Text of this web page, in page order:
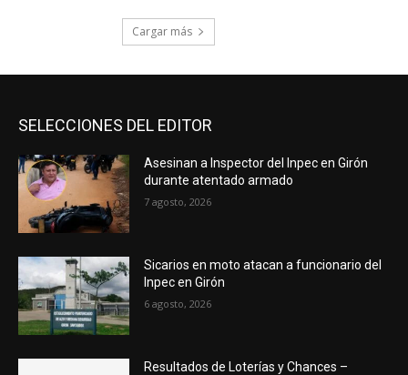
Cargar más
SELECCIONES DEL EDITOR
Asesinan a Inspector del Inpec en Girón
durante atentado armado
7 agosto, 2026
Sicarios en moto atacan a funcionario del
Inpec en Girón
6 agosto, 2026
Resultados de Loterías y Chances –